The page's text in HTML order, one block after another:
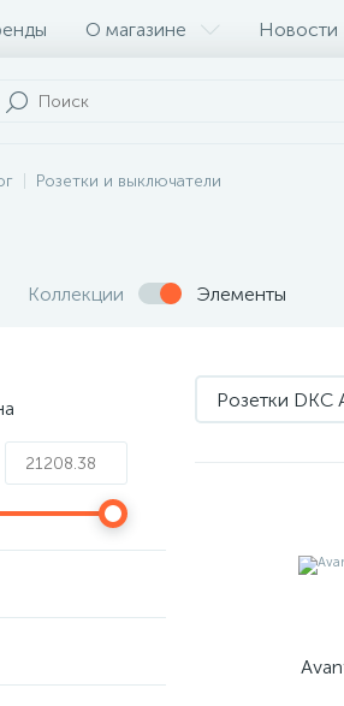
О магазине Новости
Розетки и выключатели
Коллекции Элементы
Розетки DKC